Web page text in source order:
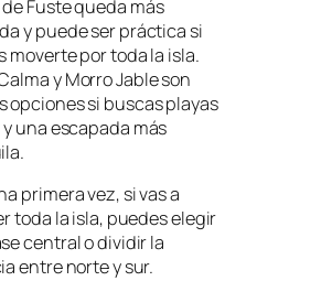
Fuste queda más
y puede ser práctica si
moverte por toda la isla.
y Morro Jable son
opciones si buscas playas
una escapada más
primera vez, si vas a
toda la isla, puedes elegir
central o dividir la
entre norte y sur.